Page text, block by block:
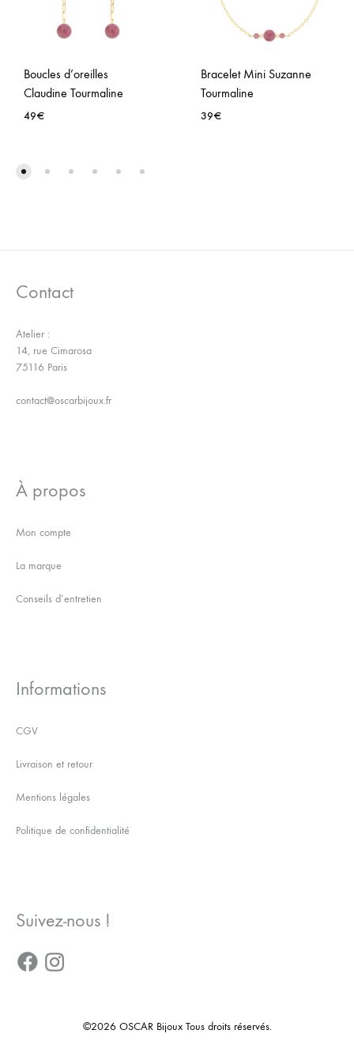
Boucles d’oreilles
Claudine Tourmaline
49€
Bracelet Mini Suzanne
Tourmaline
39€
Contact
Atelier :
14, rue Cimarosa
75116 Paris
contact@oscarbijoux.fr
À propos
Mon compte
La marque
Conseils d’entretien
Informations
CGV
Livraison et retour
Mentions légales
Politique de confidentialité
Suivez-nous !
©2026 OSCAR Bijoux Tous droits réservés.